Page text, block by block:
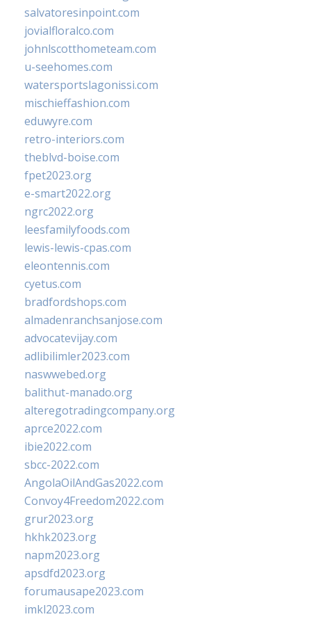
salvatoresinpoint.com
jovialfloralco.com
johnlscotthometeam.com
u-seehomes.com
watersportslagonissi.com
mischieffashion.com
eduwyre.com
retro-interiors.com
theblvd-boise.com
fpet2023.org
e-smart2022.org
ngrc2022.org
leesfamilyfoods.com
lewis-lewis-cpas.com
eleontennis.com
cyetus.com
bradfordshops.com
almadenranchsanjose.com
advocatevijay.com
adlibilimler2023.com
naswwebed.org
balithut-manado.org
alteregotradingcompany.org
aprce2022.com
ibie2022.com
sbcc-2022.com
AngolaOilAndGas2022.com
Convoy4Freedom2022.com
grur2023.org
hkhk2023.org
napm2023.org
apsdfd2023.org
forumausape2023.com
imkl2023.com